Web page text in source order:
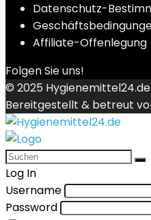
Datenschutz-
Affiliate-Offenlegung
Folgen Sie uns!
© 2025 Hygienemittel24.de
Bereitgestellt & betreut
Log In
Username
Password